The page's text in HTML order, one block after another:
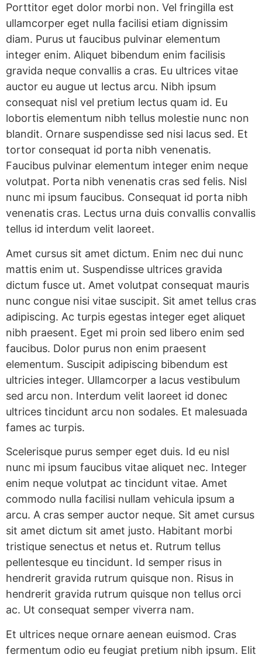
Porttitor eget dolor morbi non. Vel fringilla est
ullamcorper eget nulla facilisi etiam dignissim
diam. Purus ut faucibus pulvinar elementum
integer enim. Aliquet bibendum enim facilisis
gravida neque convallis a cras. Eu ultrices vitae
auctor eu augue ut lectus arcu. Nibh ipsum
consequat nisl vel pretium lectus quam id. Eu
lobortis elementum nibh tellus molestie nunc non
blandit. Ornare suspendisse sed nisi lacus sed. Et
tortor consequat id porta nibh venenatis.
Faucibus pulvinar elementum integer enim neque
volutpat. Porta nibh venenatis cras sed felis. Nisl
nunc mi ipsum faucibus. Consequat id porta nibh
venenatis cras. Lectus urna duis convallis convallis
tellus id interdum velit laoreet.
Amet cursus sit amet dictum. Enim nec dui nunc
mattis enim ut. Suspendisse ultrices gravida
dictum fusce ut. Amet volutpat consequat mauris
nunc congue nisi vitae suscipit. Sit amet tellus cras
adipiscing. Ac turpis egestas integer eget aliquet
nibh praesent. Eget mi proin sed libero enim sed
faucibus. Dolor purus non enim praesent
elementum. Suscipit adipiscing bibendum est
ultricies integer. Ullamcorper a lacus vestibulum
sed arcu non. Interdum velit laoreet id donec
ultrices tincidunt arcu non sodales. Et malesuada
fames ac turpis.
Scelerisque purus semper eget duis. Id eu nisl
nunc mi ipsum faucibus vitae aliquet nec. Integer
enim neque volutpat ac tincidunt vitae. Amet
commodo nulla facilisi nullam vehicula ipsum a
arcu. A cras semper auctor neque. Sit amet cursus
sit amet dictum sit amet justo. Habitant morbi
tristique senectus et netus et. Rutrum tellus
pellentesque eu tincidunt. Id semper risus in
hendrerit gravida rutrum quisque non. Risus in
hendrerit gravida rutrum quisque non tellus orci
ac. Ut consequat semper viverra nam.
Et ultrices neque ornare aenean euismod. Cras
fermentum odio eu feugiat pretium nibh ipsum. Elit